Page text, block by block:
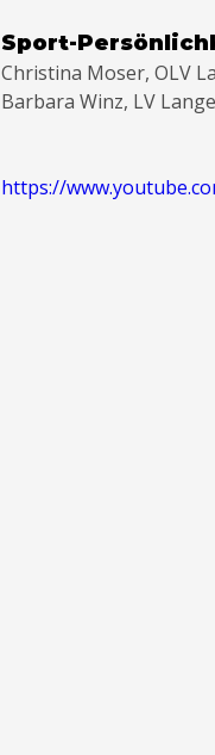
Sport-
Christina Moser, OLV
Barbara Winz, LV
https://